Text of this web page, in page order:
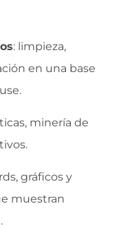
: limpieza,
en una base
minería de
gráficos y
muestran